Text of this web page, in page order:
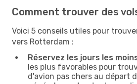
Comment trouver des
Voici 5 conseils utiles pour
vers Rotterdam :
Réservez les jours les
les plus favorables pour
d'avion pas chers au départ